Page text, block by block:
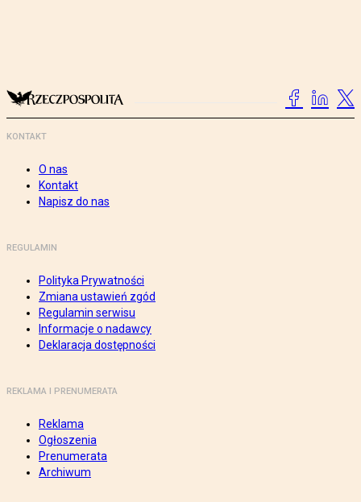
KONTAKT
O nas
Kontakt
Napisz do nas
REGULAMIN
Polityka Prywatności
Zmiana ustawień zgód
Regulamin serwisu
Informacje o nadawcy
Deklaracja dostępności
REKLAMA I PRENUMERATA
Reklama
Ogłoszenia
Prenumerata
Archiwum